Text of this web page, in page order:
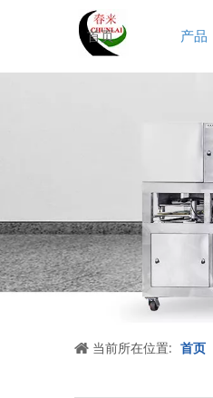
首页 产品
当前所在位置: 首页